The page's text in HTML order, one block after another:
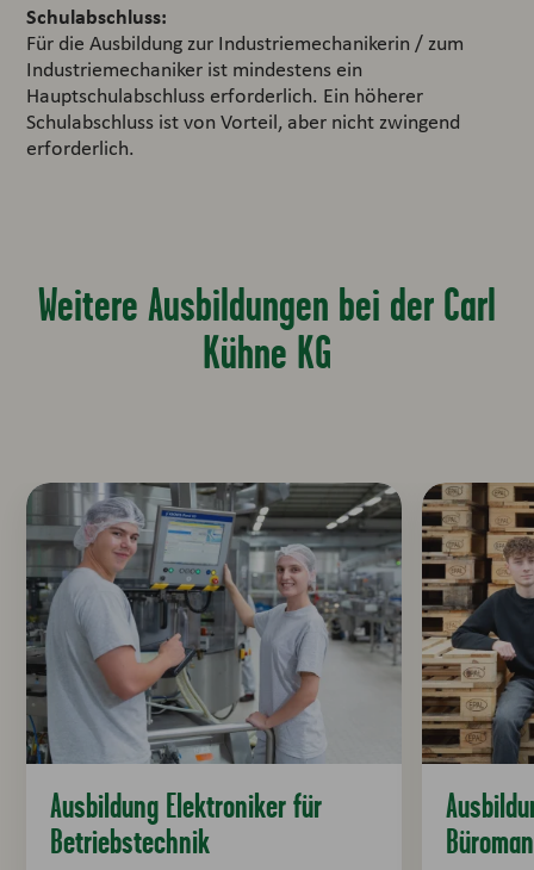
Schulabschluss:
Für die Ausbildung zur Industriemechanikerin / zum
Industriemechaniker ist mindestens ein
Hauptschulabschluss erforderlich. Ein höherer
Schulabschluss ist von Vorteil, aber nicht zwingend
erforderlich.
Weitere Ausbildungen bei der Carl
Kühne KG
Ausbildung Elektroniker für
Betriebstechnik